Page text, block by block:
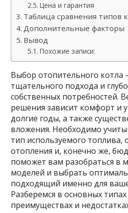
Цена и гарантия
Таблица сравнения типов
Дополнительные факторы
Вывод
Похожие записи:
Выбор отопительного котла
тщательного подхода и
собственных потребностей.
решения зависит комфорт и
долгие годы, а также
вложения. Необходимо
тип используемого топлива,
отопления и, конечно же,
поможет вам разобраться в
моделей и выбрать
подходящий именно для
Разберемся в основных
преимуществах и